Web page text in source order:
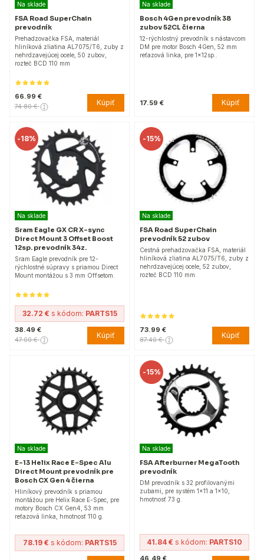
Na sklade
FSA Road SuperChain
prevodník
Prehadzovačka FSA, materiál
hliníková zliatina AL7075/T6, zuby z
nehrdzavejúcej ocele, 50 zubov,
rozteč BCD 110 mm
66.99 €
74.80 € Kúpiť
Na sklade
Bosch 4Gen prevodník 38
zubov 52CL čierna
12-rýchlostný prevodník s nástavcom
DM pre motor Bosch 4Gen, 52 mm
reťazová linka, pre 1x12sp..
17.59 € Kúpiť
-18%
Na sklade
Sram Eagle GX CR X-sync
Direct Mount 3 Offset Boost
12sp. prevodník 34z.
Sram Eagle prevodník pre 12-
rýchlostné súpravy s priamou Direct
Mount montážou s 3 mm Offsetom.
32.72 € s kódom: PARTS15
38.49 €
47.00 € Kúpiť
-15%
Na sklade
FSA Road SuperChain
prevodník 52 zubov
Cestná prehadzovačka FSA, materiál
hliníková zliatina AL7075/T6, zuby z
nehrdzavejúcej ocele, 52 zubov,
rozteč BCD 110 mm.
73.99 €
87.40 € Kúpiť
Na sklade
E-13 Helix Race E-Spec Alu
Direct Mount prevodník pre
Bosch CX Gen 4 čierna
Hliníkový prevodník s priamou
montážou pre Helix Race E-Spec, pre
motory Bosch CX Gen4, 53 mm
reťazová linka, hmotnosť 110 g.
78.19 € s kódom: PARTS15
-15%
Na sklade
FSA Afterburner MegaTooth
prevodník
DM prevodník s 32 profilovanými
zubami, pre systém 1x11 a 1x10,
hmotnosť 73 g.
41.84 € s kódom: PARTS10